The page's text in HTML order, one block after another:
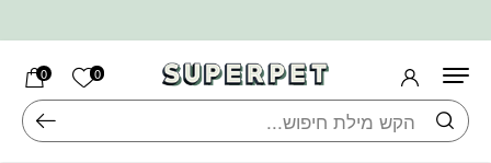
0 הרשימה
0
חיפוש